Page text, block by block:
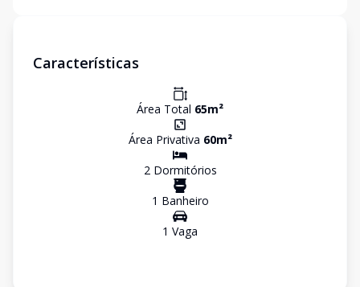
Características
Área Total 65m²
Área Privativa 60m²
2Dormitórios
1 Banheiro
1 Vaga